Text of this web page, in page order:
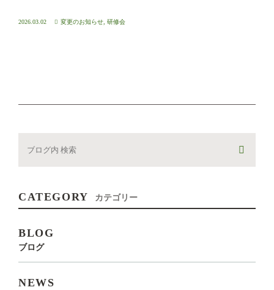
2026.03.02 変更のお知らせ 研修会
CATEGORY カテゴリー
BLOG
ブログ
NEWS